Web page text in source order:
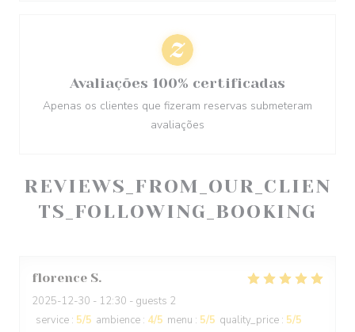
REVIEWS_FROM_OUR_CLIEN
TS_FOLLOWING_BOOKING
florence S
2025-12-30 - 12:30 - guests 2
service : 5/5 ambience : 4/5 menu : 5/5 quality_price : 5/5
Avaliações 100% certificadas
Apenas os clientes que fizeram reservas submeteram
avaliações